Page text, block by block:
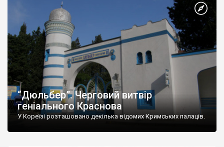
“Дюльбер”. Черговий витвір
геніального Краснова
У Кореїзі розташовано декілька відомих Кримських палаців.